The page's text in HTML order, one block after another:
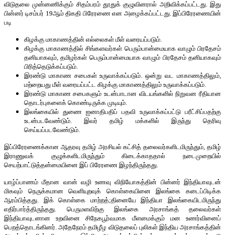
விடுதலை முன்னணிக்கும் சிதம்பரம் தூதுக் குழுவினரால் அறிவிக்கப்பட்டது. இது
பின்னர் டிசம்பர் 19ஆம் திகதி பிரேரணை என அழைக்கப்பட்டது. இப்பிரேரணையின்
படி
கிழக்கு மாகாணத்தின் எல்லைகள் மீள் வரையப்படும்.
கிழக்கு மாகாணத்தில் சிங்களவர்கள் பெரும்பான்மையாக வாழும் பிரதேசம்
தனியாகவும், தமிழர்கள் பெரும்பான்மையாக வாழும் பிரதேசம் தனியாகவும்
பிரித்தெடுக்கப்படும்.
இரண்டு மாகாண சபைகள் உருவாக்கப்படும். ஒன்று வட மாகாணத்திலும்,
மற்றையது மீள் வரையப்பட்ட கிழக்கு மாகாணத்திலும் உருவாக்கப்படும்.
இரண்டு மாகாண சபைகளும் உடன்பாடான விடயங்களில் நிறுவன ரீதியான
தொடர்புகளைக் கொண்டிருக்க முடியும்.
இலங்கையில் துணை ஐனாதிபதிப் பதவி உருவாக்கப்பட்டு பரீட்சிப்பதற்கு
உடன்படவேண்டும். இவர் தமிழ் மக்களில் இருந்து தெரிவு
செய்யப்படவேண்டும்.
இப்பிரேரணைக்கான ஆதரவு தமிழ் அரசியல் கட்சித் தலைவர்களிடமிருந்தும், தமிழ்
இராணுவக் குழுக்களிடமிருந்தும் கிடைக்காததால் நடைமுறையில்
செயற்பாட்டுத்தன்மையினை இப் பிரேரணை இழந்திருந்தது.
யாழ்ப்பாணம் மீதான வான் வழி உணவு விநியோகத்தின் பின்னர் இந்தியாவுடன்
மிகவும் நெருக்கமான வெளியுறவுக் கொள்கையினை இலங்கை கடைப்பிடிக்க
ஆரம்பித்தது. இக் கொள்கை மாற்றத்;தினையே இந்தியா இலங்கையிடமிருந்து
எதிர்பார்த்திருந்தது. பெருமளவிற்கு இலங்கை அரசாங்கத் தலைவர்கள்
இந்தியாவுடனான உறவினை சிநேகபூர்வமாக மீளமைக்கும் மன உணர்வினைப்
பெறத்தொடங்கினர். அதேநேரம் தமிழீழ விடுதலைப் புலிகள் இந்திய அரசாங்கத்தின்